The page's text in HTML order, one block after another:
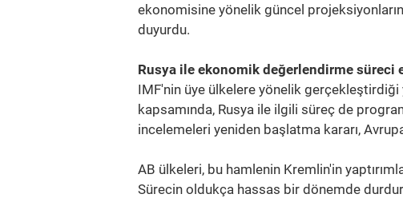
ekonomisine yönelik güncel
duyurdu.
Rusya ile ekonomik değerlendirme süreci
IMF'nin üye ülkelere yönelik
kapsamında, Rusya ile ilgili süreç de
incelemeleri yeniden başlatma kararı,
AB ülkeleri, bu hamlenin Kremlin'in
Sürecin oldukça hassas bir dönemde